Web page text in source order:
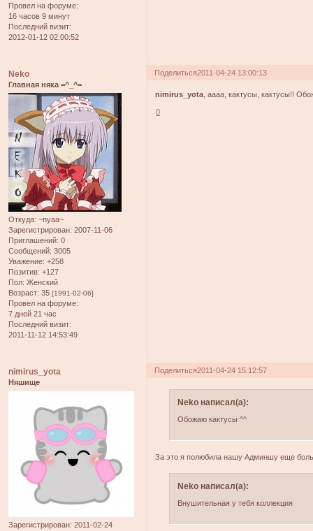
Провел на форуме:
16 часов 9 минут
Последний визит:
2012-01-12 02:00:52
Поделиться2011-04-24 13:00:13
Neko
Главная няка =^_^=
Откуда: ~nyaa~
Зарегистрирован: 2007-11-06
Приглашений: 0
Сообщений: 3005
Уважение: +258
Позитив: +127
Пол: Женский
Возраст: 35 [1991-02-06]
Провел на форуме:
7 дней 21 час
Последний визит:
2011-11-12 14:53:49
nimirus_yota , аааа, кактусы, кактусы!!
0
Поделиться2011-04-24 15:12:57
nimirus_yota
Няшище
Зарегистрирован: 2011-02-24
Neko написал(а):
Обожаю кактусы ^^
За это я полюбила нашу Админшу еще
Neko написал(а):
Внушительная у тебя коллекция